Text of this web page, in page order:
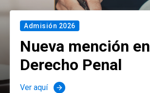
Admisión 2026
Nueva mención en
Derecho Penal
Ver aquí arrow_forward